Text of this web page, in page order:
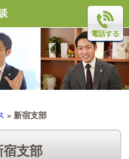
電話する
»新宿支部
宿支部